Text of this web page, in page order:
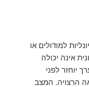
למודולים או
אינה יכולה
יוחזר לפני
הרצויה. המצב